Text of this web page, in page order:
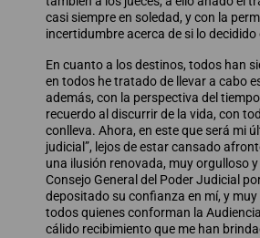
casi siempre en soledad, y con la
incertidumbre acerca de si lo decidido
En cuanto a los destinos, todos han
en todos he tratado de llevar a cabo
además, con la perspectiva del
recuerdo al discurrir de la vida, con
conlleva. Ahora, en este que será mi
judicial”, lejos de estar cansado
una ilusión renovada, muy orgulloso y
Consejo General del Poder Judicial
depositado su confianza en mí, y
todos quienes conforman la
cálido recibimiento que me han